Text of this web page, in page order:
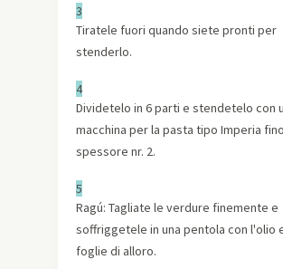
3
Tiratele fuori quando siete pronti per
stenderlo.
4
Dividetelo in 6 parti e stendetelo con
macchina per la pasta tipo Imperia
spessore nr. 2.
5
Ragú: Tagliate le verdure finemente e
soffriggetele in una pentola con l'olio
foglie di alloro.